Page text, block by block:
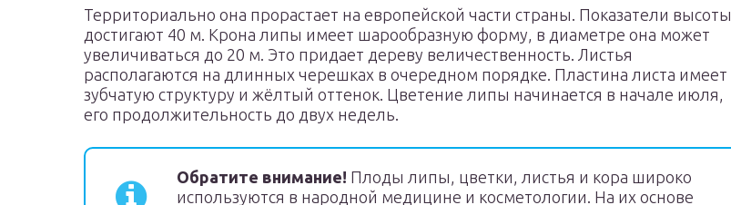
Территориально она прорастает на европейской части страны. Показатели высоты
достигают 40 м. Крона липы имеет шарообразную форму, в диаметре она может
увеличиваться до 20 м. Это придает дереву величественность. Листья
располагаются на длинных черешках в очередном порядке. Пластина листа имеет
зубчатую структуру и жёлтый оттенок. Цветение липы начинается в начале июля,
его продолжительность до двух недель.
Обратите внимание! Плоды липы, цветки, листья и кора широко
используются в народной медицине и косметологии. На их основе